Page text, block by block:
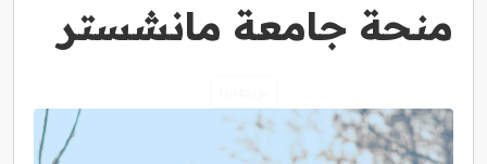
منحة جامعة مانشستر